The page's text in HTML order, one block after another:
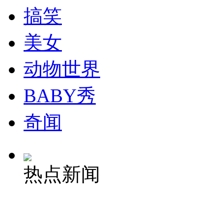
司机酒驾遇交警 急速倒车逃窜
搞笑
美女
动物世界
BABY秀
奇闻
热点新闻